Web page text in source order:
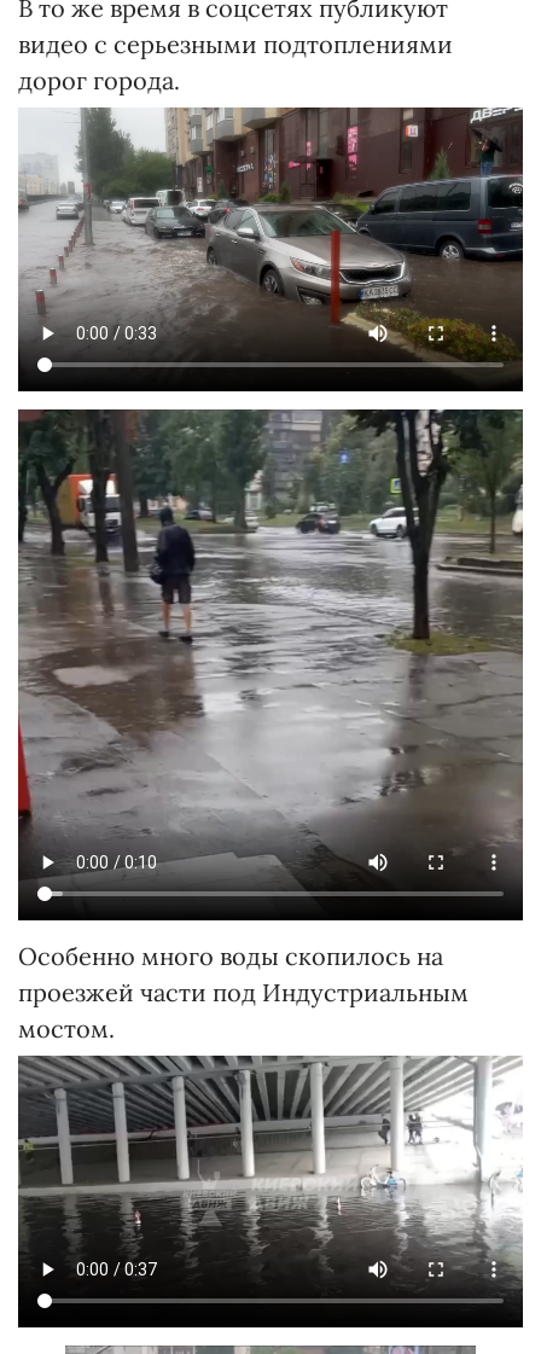
В то же время в соцсетях публикуют
видео с серьезными подтоплениями
дорог города.
Особенно много воды скопилось на
проезжей части под Индустриальным
мостом.